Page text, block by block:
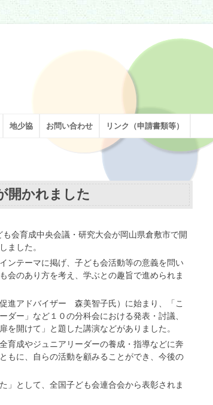
ちの健やかな成長を願い、活動しています。
地少協 お問い合わせ リンク（申請書類等）
開かれました
会育成中央会議・研究大会が岡山県倉敷市で開
ました。
ンテーマに掲げ、子ども会活動等の意義を問い
会のあり方を考え、学ぶとの趣旨で進められま
進アドバイザー 森美智子氏）に始まり、「こ
ー」など１０の分科会における発表・討議、
を開けて」と題した講演などがありました。
育成やジュニアリーダーの養成・指導などに奔
もに、自らの活動を顧みることができ、今後の
」として、全国子ども会連合会から表彰されま